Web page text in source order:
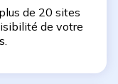
de 20 sites
de votre
.